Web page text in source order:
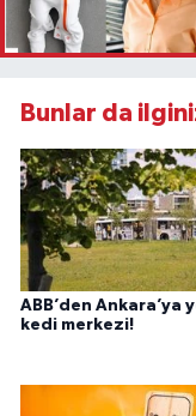
Bunlar da
ABB’den Ankara’ya
kedi merkezi!